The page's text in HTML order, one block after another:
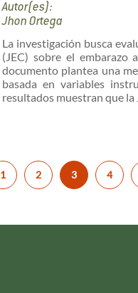
Autor(es):
Jhon Ortega
La investigación busca
(JEC) sobre el embarazo
documento plantea una
basada en variables
resultados muestran que la
1 2 3 4